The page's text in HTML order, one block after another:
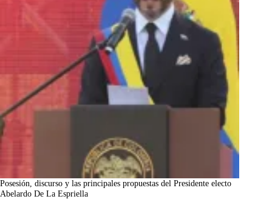
Posesión, discurso y las principales propuestas del Presidente electo
Abelardo De La Espriella